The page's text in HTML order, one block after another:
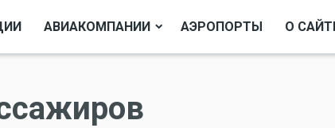
АВИАКОМПАНИИ АЭРОПОРТЫ О